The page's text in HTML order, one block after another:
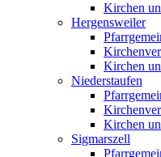
Kirchen
Hergensweiler
Kirchen
Niederstaufen
Kirchen
Sigmarszell